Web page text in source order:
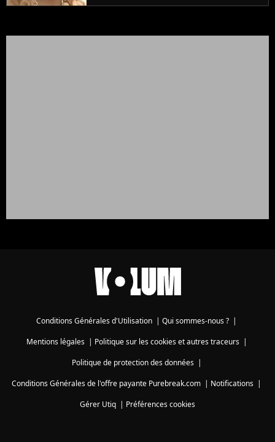
Conditions Générales d'Utilisation | Qui sommes-nous ? |
Mentions légales| Politique sur les cookies et autres traceurs|
Politique de protection des données|
Conditions Générales de l'offre payante Purebreak.com | Notifications |
Gérer Utiq | Préférences cookies